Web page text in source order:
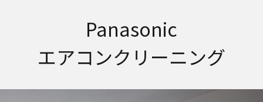
プ
Panasonic
エアコンクリーニング